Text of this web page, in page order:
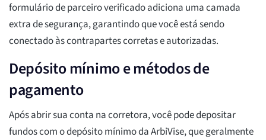
formulário de parceiro verificado adiciona uma camada
extra de segurança, garantindo que você está sendo
conectado às contrapartes corretas e autorizadas.
Depósito mínimo e métodos de
pagamento
Após abrir sua conta na corretora, você pode depositar
fundos com o depósito mínimo da ArbiVise, que geralmente